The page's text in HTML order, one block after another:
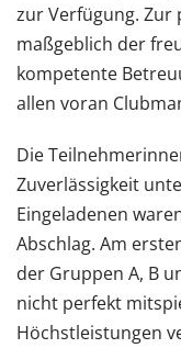
zur Verfügung.
maßgeblich der
kompetente
allen voran
Die
Zuverlässigkeit
Eingeladenen
Abschlag. Am
der Gruppen A, B
nicht perfekt
Höchstleistungen